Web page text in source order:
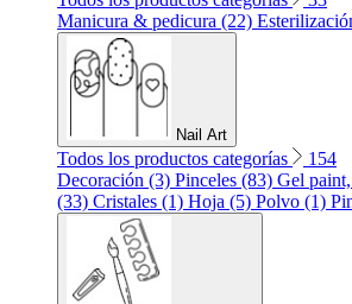
Manicura & pedicura (22)
Nail Art
Todos los productos categorías
154
Decoración (3) Pinceles (83) Gel
(33) Cristales (1) Hoja (5) Polvo (1)